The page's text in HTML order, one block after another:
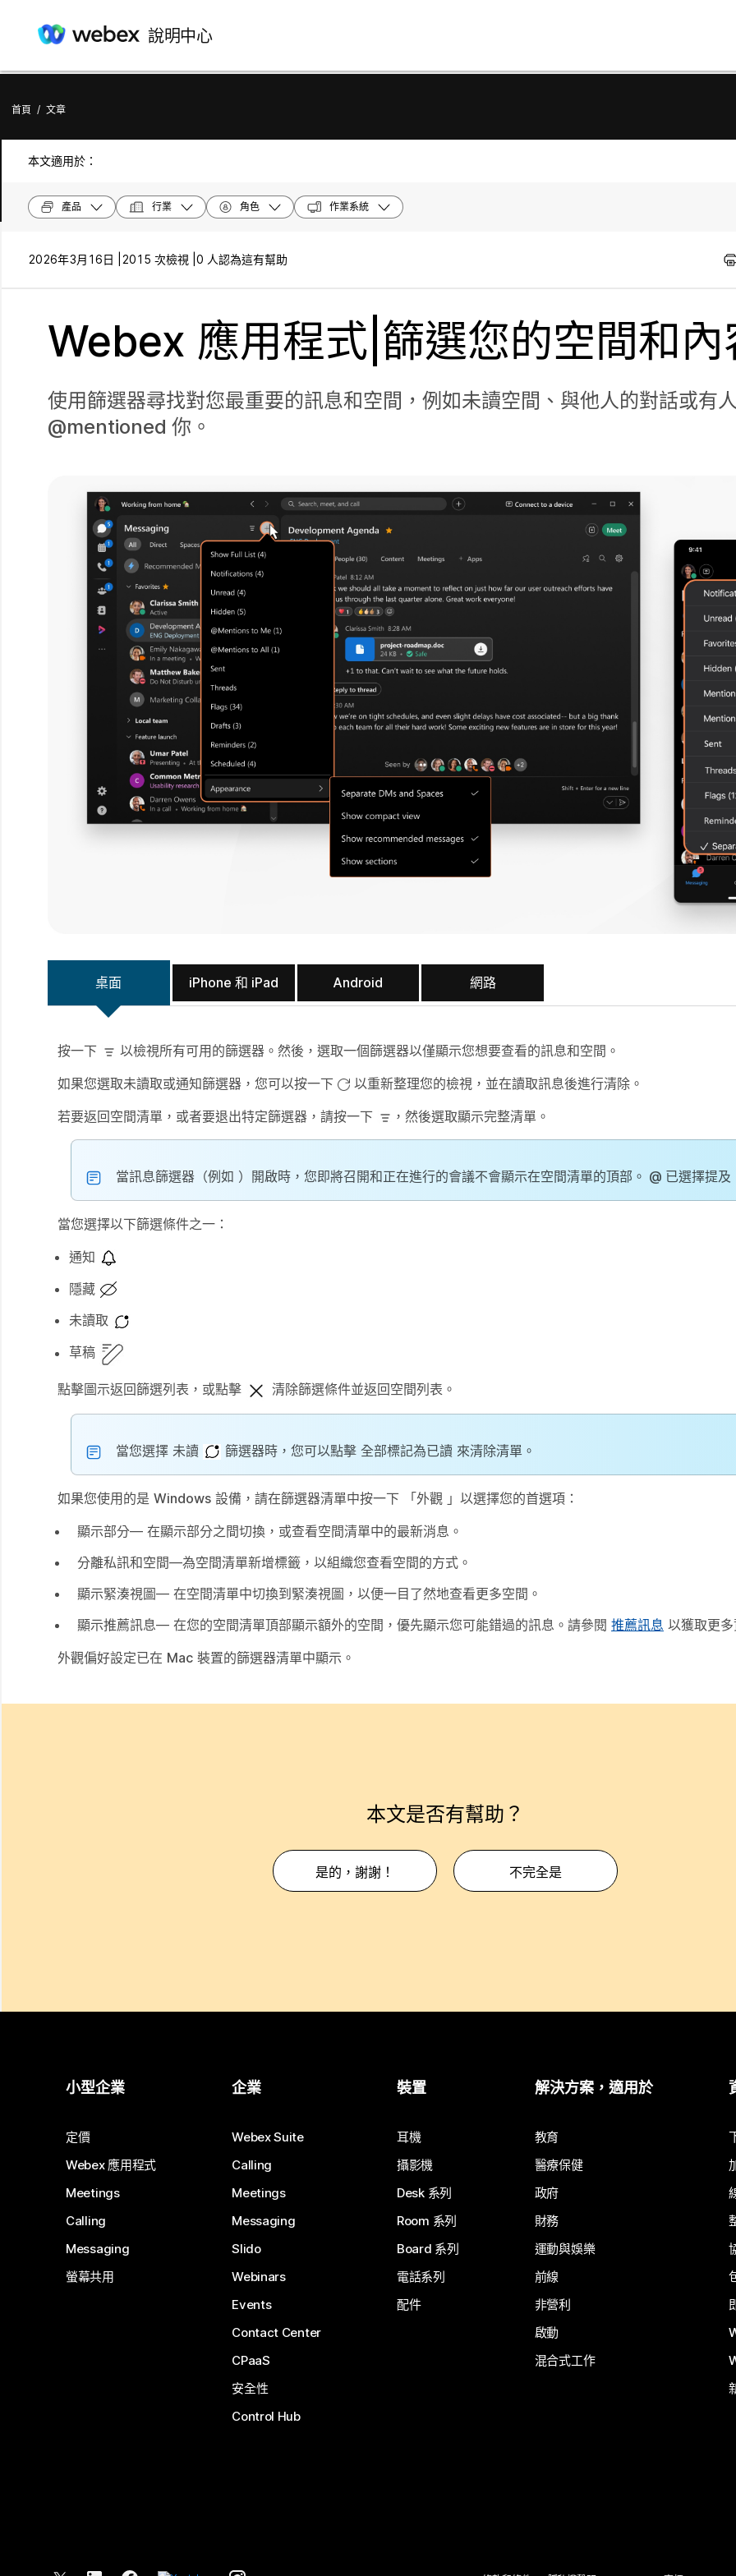
說明中心
首頁 / 文章
本文適用於：
產品 行業 角色 作業系統
2026年3月16日 | 2015 次檢視 | 0 人認為這有幫助
Webex 應用程式|篩選您的空間和內
使用篩選器尋找對您最重要的訊息和空間，例如未讀空間、與他人的對話或有
@mentioned 你。
桌面 iPhone 和 iPad Android 網路
按一下
以檢視所有可用的篩選器。然後，選取一個篩選器以僅顯示您想要查看的訊息和空間。
如果您選取未讀取或通知篩選器，您可以按一下
以重新整理您的檢視，並在讀取訊息後進行清除。
若要返回空間清單，或者要退出特定篩選器，請按一下 ，然後選取顯示完整清單 。
當訊息篩選器（例如 ）開啟時，您即將召開和正在進行的會議不會顯示在空間清單的頂部。 @ 已選擇提及
當您選擇以下篩選條件之一：
通知
隱藏
未讀取
草稿
點擊圖示返回篩選列表，或點擊 清除篩選條件並返回空間列表。
當您選擇 未讀 篩選器時，您可以點擊 全部標記為已讀 來清除清單。
如果您使用的是 Windows 設備，請在篩選器清單中按一下 「外觀 」以選擇您的首選項：
顯示部分— 在顯示部分之間切換，或查看空間清單中的最新消息。
分離私訊和空間—為空間清單新增標籤，以組織您查看空間的方式。
顯示緊湊視圖— 在空間清單中切換到緊湊視圖，以便一目了然地查看更多空間。
顯示推薦訊息— 在您的空間清單頂部顯示額外的空間，優先顯示您可能錯過的訊息。請參閱 推薦訊息 以獲取更
外觀偏好設定已在 Mac 裝置的篩選器清單中顯示。
本文是否有幫助？
是的，謝謝！ 不完全是
小型企業
定價
Webex 應用程式
Meetings
Calling
Messaging
螢幕共用
企業
Webex Suite
Calling
Meetings
Messaging
Slido
Webinars
Events
Contact Center
CPaaS
安全性
Control Hub
裝置
耳機
攝影機
Desk 系列
Room 系列
Board 系列
電話系列
配件
解決方案，適用於
教育
醫療保健
政府
財務
運動與娛樂
前線
非營利
啟動
混合式工作